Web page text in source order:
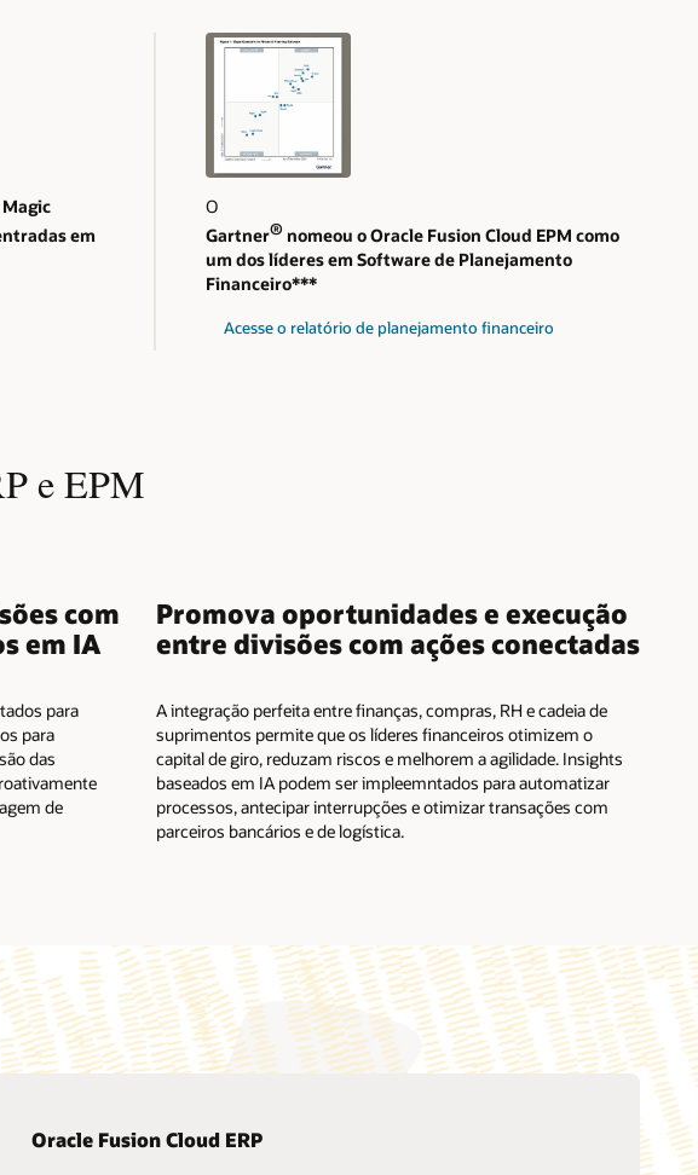
em
O
Gartner® nomeou o Oracle Fusion Cloud EPM como
um dos líderes em Software de Planejamento
Financeiro***
Acesse o relatório de planejamento financeiro
e EPM
com
em IA
para
para
das
de
Promova oportunidades e execução
entre divisões com ações conectadas
A integração perfeita entre finanças, compras, RH e cadeia de
suprimentos permite que os líderes financeiros otimizem o
capital de giro, reduzam riscos e melhorem a agilidade. Insights
baseados em IA podem ser impleemntados para automatizar
processos, antecipar interrupções e otimizar transações com
parceiros bancários e de logística.
Oracle Fusion Cloud ERP